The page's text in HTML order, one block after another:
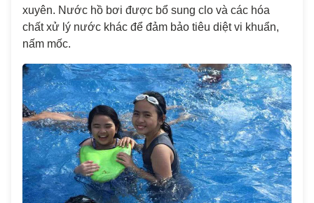
xuyên. Nước hồ bơi được bổ sung clo và các hóa
chất xử lý nước khác để đảm bảo tiêu diệt vi khuẩn,
nấm mốc.